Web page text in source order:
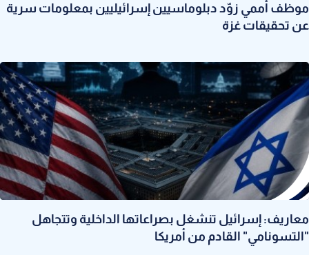
موظف أممي زوّد دبلوماسيين إسرائيليين بمعلومات سرية
عن تحقيقات غزة
معاريف: إسرائيل تنشغل بصراعاتها الداخلية وتتجاهل
"التسونامي" القادم من أمريكا